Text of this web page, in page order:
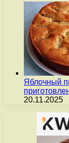
Яблочный
20.11.2025